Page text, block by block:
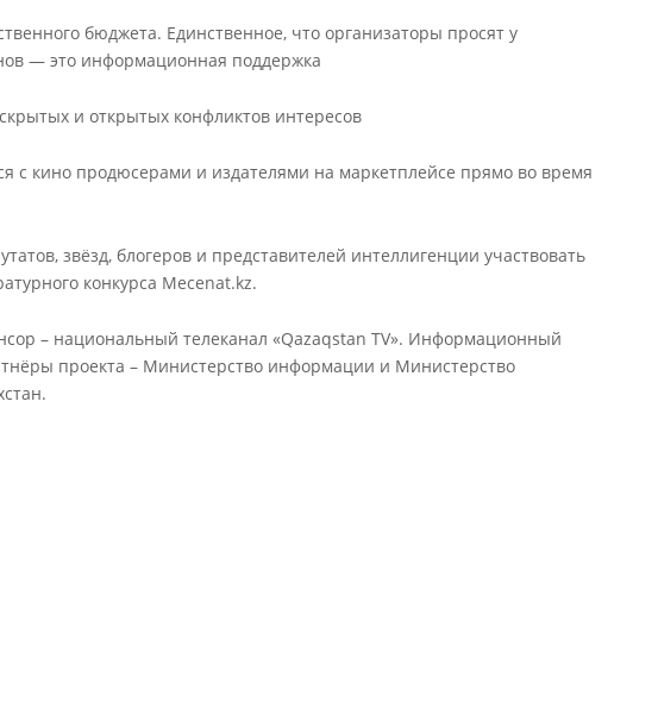
бюджета. Единственное, что организаторы просят у
— это информационная поддержка
и открытых конфликтов интересов
с кино продюсерами и издателями на маркетплейсе прямо во время
звёзд, блогеров и представителей интеллигенции участвовать
конкурса Mecenat.kz.
– национальный телеканал «Qazaqstan TV». Информационный
проекта – Министерство информации и Министерство